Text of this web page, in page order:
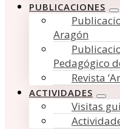
PUBLICACIONES
Aragón
Pedagógico
Revista
ACTIVIDADES
Visitas